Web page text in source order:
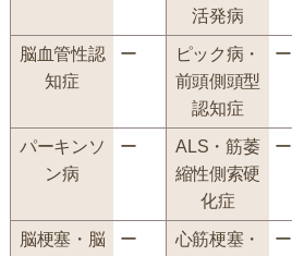
活発病
脳血管性認
知症
ー
ピック病・
前頭側頭型
認知症
ー
パーキンソ
ン病
ー
ALS・筋萎
縮性側索硬
化症
ー
脳梗塞・脳
ー
心筋梗塞・
ー